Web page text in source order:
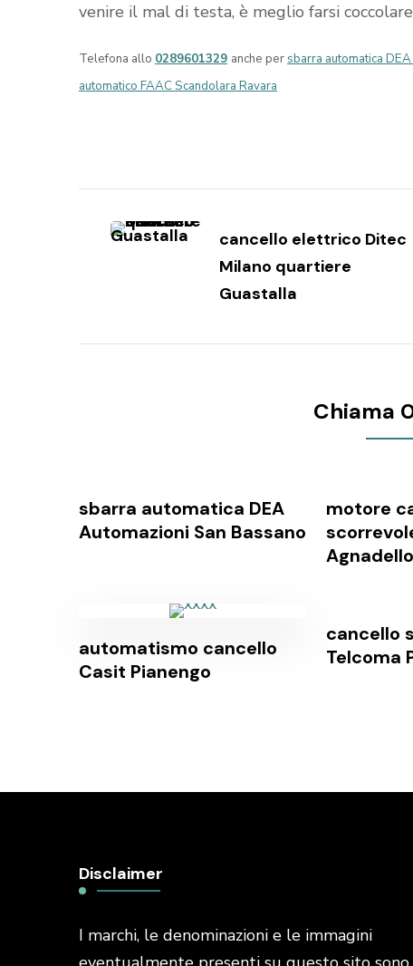
venire il mal di testa, è meglio farsi
Telefona allo 0289601329 anche per sbarra automatica
automatico FAAC Scandolara Ravara
articoli
cancello elettrico Ditec
Milano quartiere
Guastalla
Chiama
sbarra automatica DEA
Automazioni San Bassano
motore
Agnadello
automatismo cancello
Casit Pianengo
cancello
Telcoma
Disclaimer
I marchi, le denominazioni e le immagini